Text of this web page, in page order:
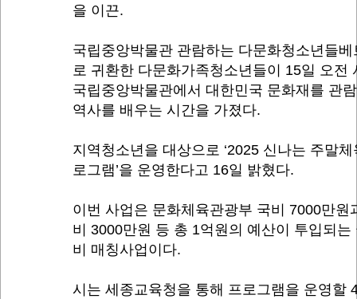
을 이끈.
국립중앙박물관 관람하는 다문화청소년들베
로 귀환한 다문화가족청소년들이 15일 오전
국립중앙박물관에서 대한민국 문화재를 관
역사를 배우는 시간을 가졌다.
지역청소년을 대상으로 ‘2025 신나는 주말체
로그램’을 운영한다고 16일 밝혔다.
이번 사업은 문화체육관광부 국비 7000만원
비 3000만원 등 총 1억원의 예산이 투입되는
비 매칭사업이다.
시는 세종교육청을 통해 프로그램을 운영할